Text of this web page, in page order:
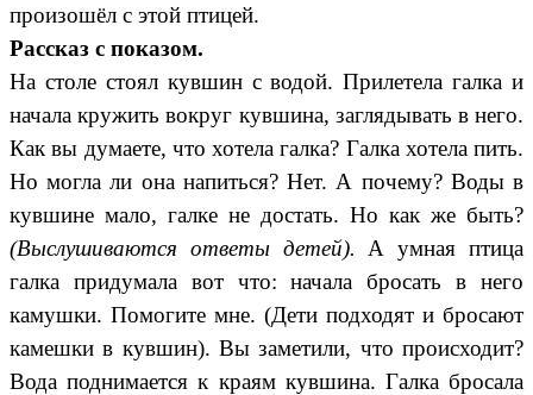
произошёл с этой птицей.
Рассказ с показом.
На столе стоял кувшин с водой. Прилетела галка и
начала кружить вокруг кувшина, заглядывать в него.
Как вы думаете, что хотела галка? Галка хотела пить.
Но могла ли она напиться? Нет. А почему? Воды в
кувшине мало, галке не достать. Но как же быть?
(Выслушиваются ответы детей). А умная птица
галка придумала вот что: начала бросать в него
камушки. Помогите мне. (Дети подходят и бросают
камешки в кувшин). Вы заметили, что происходит?
Вода поднимается к краям кувшина. Галка бросала